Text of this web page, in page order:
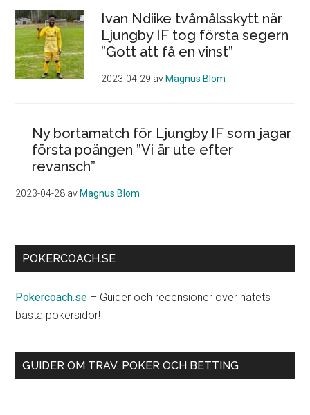
Ivan Ndiike tvåmålsskytt när
Ljungby IF tog första segern
”Gott att få en vinst”
2023-04-29 av Magnus Blom
Ny bortamatch för Ljungby IF som jagar
första poängen ”Vi är ute efter
revansch”
2023-04-28 av Magnus Blom
POKERCOACH.SE
Pokercoach.se – Guider och recensioner över nätets
bästa pokersidor!
GUIDER OM TRAV, POKER OCH BETTING